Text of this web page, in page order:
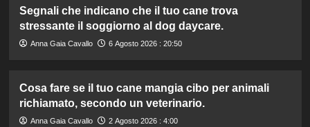
Segnali che indicano che il tuo cane trova
stressante il soggiorno al dog daycare.
Anna Gaia Cavallo 6 Agosto 2026 : 20:50
Cosa fare se il tuo cane mangia cibo per animali
richiamato, secondo un veterinario.
Anna Gaia Cavallo 2 Agosto 2026 : 4:00